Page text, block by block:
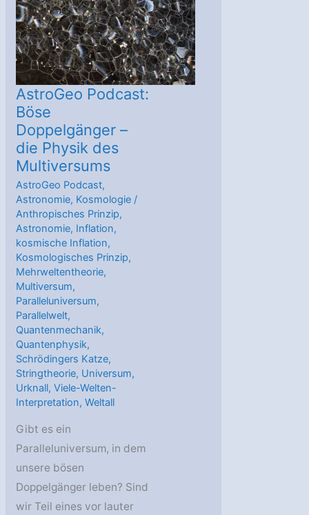
Urknall
–
der
Anfang
des
Anfangs
AstroGeo Podcast:
Böse
Doppelgänger –
die Physik des
Multiversums
AstroGeo Podcast,
Astronomie, Kosmologie /
Anthropisches Prinzip,
Astronomie, Inflation,
kosmische Inflation,
Kosmologisches Prinzip,
Mehrweltentheorie,
Multiversum,
Paralleluniversum,
Parallelwelt,
Quantenmechanik,
Quantenphysik,
Schrödingers Katze,
Stringtheorie, Universum,
Urknall,Viele-Welten-
Interpretation,Weltall
Gibt es ein
Paralleluniversum, in dem
unsere bösen
Doppelgänger leben? Sind
wir Teil eines vor lauter